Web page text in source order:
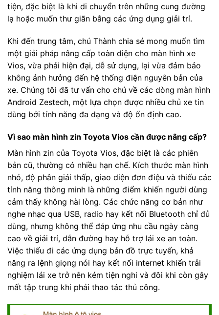
tiện, đặc biệt là khi di chuyển trên những cung đường
lạ hoặc muốn thư giãn bằng các ứng dụng giải trí.
Khi đến trung tâm, chú Thành chia sẻ mong muốn tìm
một giải pháp nâng cấp toàn diện cho màn hình xe
Vios, vừa phải hiện đại, dễ sử dụng, lại vừa đảm bảo
không ảnh hưởng đến hệ thống điện nguyên bản của
xe. Chúng tôi đã tư vấn cho chú về các dòng màn hình
Android Zestech, một lựa chọn được nhiều chủ xe tin
dùng bởi tính năng đa dạng và độ ổn định cao.
Vì sao màn hình zin Toyota Vios cần được nâng cấp?
Màn hình zin của Toyota Vios, đặc biệt là các phiên
bản cũ, thường có nhiều hạn chế. Kích thước màn hình
nhỏ, độ phân giải thấp, giao diện đơn điệu và thiếu các
tính năng thông minh là những điểm khiến người dùng
cảm thấy không hài lòng. Các chức năng cơ bản như
nghe nhạc qua USB, radio hay kết nối Bluetooth chỉ đủ
dùng, nhưng không thể đáp ứng nhu cầu ngày càng
cao về giải trí, dẫn đường hay hỗ trợ lái xe an toàn.
Việc thiếu đi các ứng dụng bản đồ trực tuyến, khả
năng ra lệnh giọng nói hay kết nối internet khiến trải
nghiệm lái xe trở nên kém tiện nghi và đôi khi còn gây
mất tập trung khi phải thao tác thủ công.